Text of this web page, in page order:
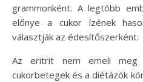
grammonként. A legtöbb
előnye a cukor ízének
választják az édesítőszerként.
Az eritrit nem emeli meg
cukorbetegek és a diétázók